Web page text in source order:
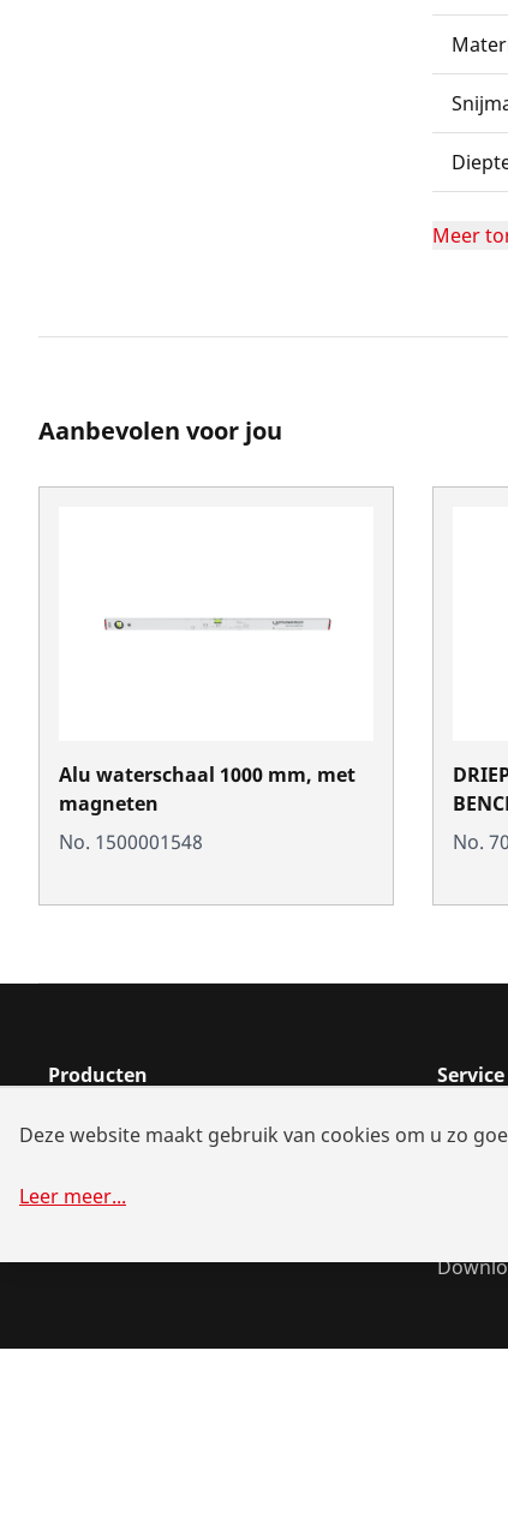
Meer
Aanbevolen voor jou
Alu waterschaal 1000 mm, met
magneten
No. 1500001548
No.
Producten
Service en onderhoud
Koude- en Klimaattechniek
Deze website maakt gebruik van cookies om u zo
Leer meer...